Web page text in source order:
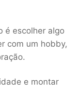
é escolher algo
com um hobby,
e montar